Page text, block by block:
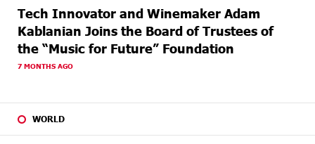
Tech Innovator and Winemaker Adam
Kablanian Joins the Board of Trustees of
the “Music for Future” Foundation
7 MONTHS AGO
WORLD